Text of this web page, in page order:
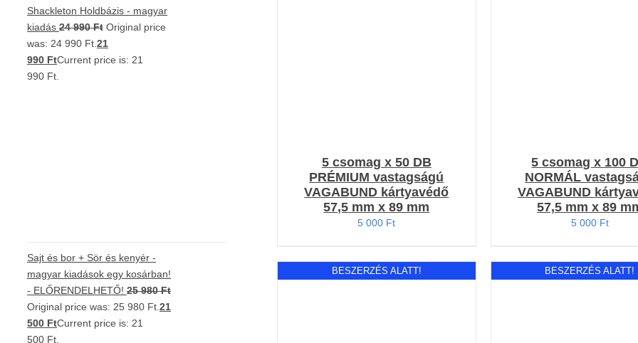
5 csomag x 50 DB
PRÉMIUM vastagságú
VAGABUND kártyavédő
57,5 mm x 89 mm
5 000 Ft
5 csomag x 100
NORMÁL
VAGABUND
57,5 mm x 89
5 000 Ft
BESZERZÉS ALATT! BESZERZÉS ALATT!
Shackleton Holdbázis - magyar
kiadás 24 990Ft Original price
was: 24 990 Ft.21
990 FtCurrent price is: 21
990 Ft.
Sajt és bor + Sör és kenyér -
magyar kiadások egy kosárban!
- ELŐRENDELHETŐ! 25 980Ft
Original price was: 25 980 Ft.21
500 FtCurrent price is: 21
500 Ft.